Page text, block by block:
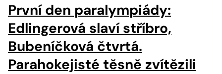
První den paralympiády:
Edlingerová slaví stříbro,
Bubeníčková čtvrtá.
Parahokejisté těsně zvítězili